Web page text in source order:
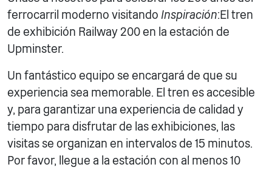
ferrocarril moderno visitando Inspiración:El tren
de exhibición Railway 200 en la estación de
Upminster.
Un fantástico equipo se encargará de que su
experiencia sea memorable. El tren es accesible
y, para garantizar una experiencia de calidad y
tiempo para disfrutar de las exhibiciones, las
visitas se organizan en intervalos de 15 minutos.
Por favor, llegue a la estación con al menos 10